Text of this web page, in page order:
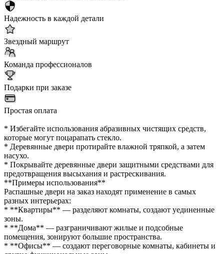
Надежность в каждой детали
Звездный маршрут
Команда профессионалов
Подарки при заказе
Простая оплата
* Избегайте использования абразивных чистящих средств,
которые могут поцарапать стекло.
* Деревянные двери протирайте влажной тряпкой, а затем
насухо.
* Покрывайте деревянные двери защитными средствами для
предотвращения высыхания и растрескивания.
**Примеры использования**
Распашные двери на заказ находят применение в самых
разных интерьерах:
* **Квартиры** — разделяют комнаты, создают уединенные
зоны.
* **Дома** — разграничивают жилые и подсобные
помещения, зонируют большие пространства.
* **Офисы** — создают переговорные комнаты, кабинеты и